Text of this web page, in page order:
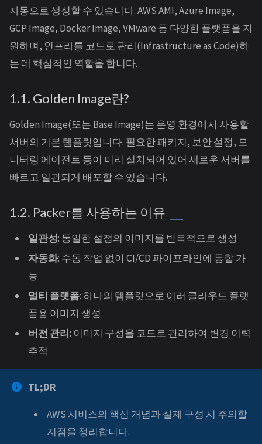
자동으로 생성할 수 있습니다. AWS AMI, Azure Image,
GCP Image, Docker Image, VMware 등 다양한 플랫폼을 지
원하며, 인프라를 코드로 관리(Infrastructure as Code)하
는 데 핵심적인 역할을 합니다.
1.1. Golden Image란?
Golden Image(또는 Base Image)는 운영 환경에서 사용할
서버의 기본 템플릿입니다. 필요한 패키지, 보안 설정, 모
니터링 에이전트 등이 미리 설치되어 있어 새로운 서버를
빠르고 일관되게 배포할 수 있습니다.
1.2. Packer를 사용하는 이유
일관성: 동일한 설정의 이미지를 반복적으로 생성
자동화: 수동 작업 없이 CI/CD 파이프라인에 통합 가
능
멀티 플랫폼: 하나의 템플릿으로 여러 클라우드 플랫
폼용 이미지 생성
버전 관리: 이미지 구성을 코드로 관리하여 변경 이력
추적
TL;DR
AWS 서비스의 핵심 개념과 실제 구성 시 주의할
지점을 정리합니다.